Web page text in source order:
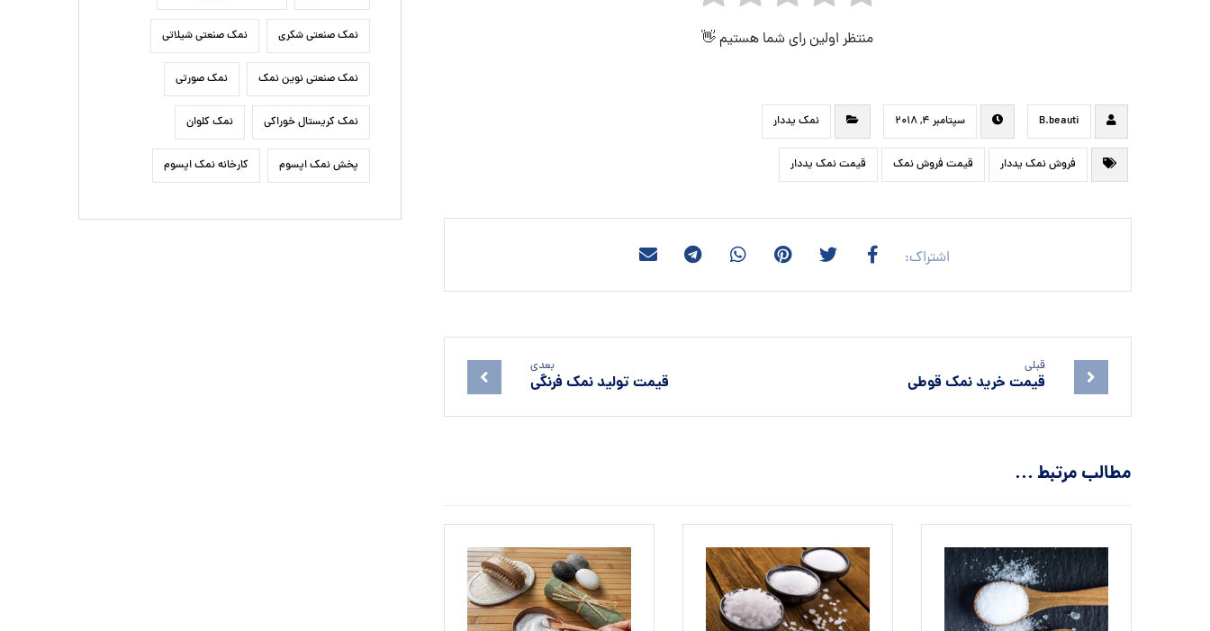
منتظر اولین رای شما هستیم 👋
B.beauti سپتامبر ۴, ۲۰۱۸ نمک یددار
فروش نمک یددار قیمت فروش نمک قیمت نمک یددار
قبلی
قیمت خرید نمک قوطی
بعدی
قیمت تولید نمک فرنگی
مطالب مرتبط ...
نمک صنعتی شکری نمک صنعتی شیلاتی
نمک صنعتی نوین نمک نمک صورتی
نمک کریستال خوراکی نمک کلوان
پخش نمک اپسوم کارخانه نمک اپسوم